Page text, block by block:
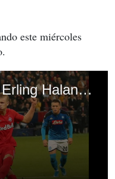
este miércoles
Tabla de goleadores: Erling Haland se queda corto ante Robert Lewandowski en la Champions